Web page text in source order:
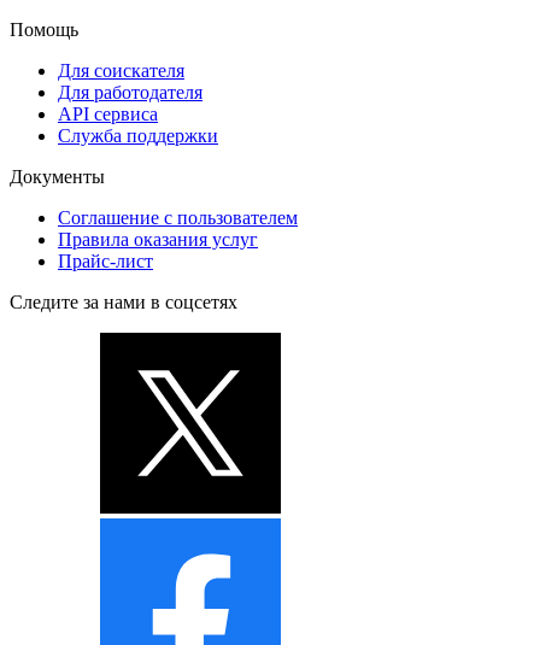
Помощь
Для соискателя
Для работодателя
API сервиса
Служба поддержки
Документы
Соглашение с пользователем
Правила оказания услуг
Прайс-лист
Следите за нами в соцсетях